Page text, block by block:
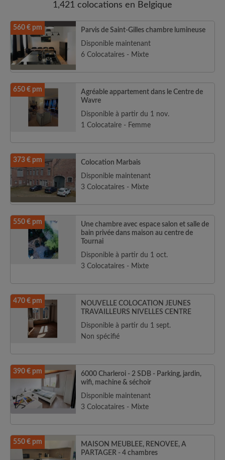
1,421 colocations en Belgique
560 € pm
Parvis de Saint-Gilles chambre lumineuse
Disponible maintenant
6 Colocataires - Mixte
650 € pm
Agréable appartement dans le Centre de
Wavre
Disponible à partir du 1 nov.
1 Colocataire - Femme
373 € pm
Colocation Marbais
Disponible maintenant
3 Colocataires - Mixte
550 € pm
Une chambre avec espace salon et salle de
bain privée dans maison au centre de
Tournai
Disponible à partir du 1 oct.
3 Colocataires - Mixte
470 € pm
NOUVELLE COLOCATION JEUNES
TRAVAILLEURS NIVELLES CENTRE
Disponible à partir du 1 sept.
Non spécifié
390 € pm
6000 Charleroi - 2 SDB - Parking, jardin,
wifi, machine & séchoir
Disponible maintenant
3 Colocataires - Mixte
550 € pm
MAISON MEUBLEE, RENOVEE, A
PARTAGER - 4 chambres